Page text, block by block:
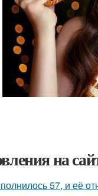
на
57, и её